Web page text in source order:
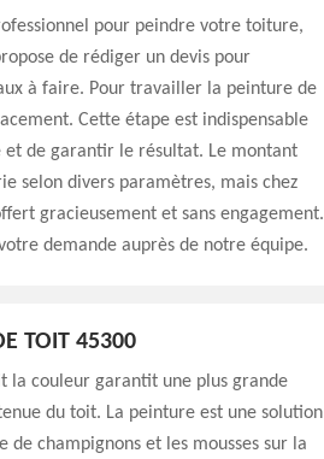
pour peindre votre toiture,
de rédiger un devis pour
à faire. Pour travailler la peinture de
Cette étape est indispensable
et de garantir le résultat. Le montant
selon divers paramètres, mais chez
gracieusement et sans engagement.
demande auprès de notre équipe.
TOIT 45300
la couleur garantit une plus grande
du toit. La peinture est une solution
champignons et les mousses sur la